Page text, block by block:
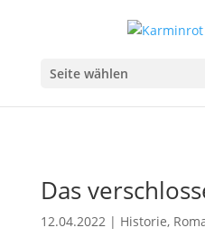
Seite wählen
Das
12.04.2022 | Historie,